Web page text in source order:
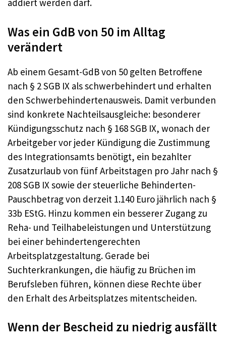
addiert werden darf.
Was ein GdB von 50 im Alltag
verändert
Ab einem Gesamt-GdB von 50 gelten Betroffene
nach § 2 SGB IX als schwerbehindert und erhalten
den Schwerbehindertenausweis. Damit verbunden
sind konkrete Nachteilsausgleiche: besonderer
Kündigungsschutz nach § 168 SGB IX, wonach der
Arbeitgeber vor jeder Kündigung die Zustimmung
des Integrationsamts benötigt, ein bezahlter
Zusatzurlaub von fünf Arbeitstagen pro Jahr nach §
208 SGB IX sowie der steuerliche Behinderten-
Pauschbetrag von derzeit 1.140 Euro jährlich nach §
33b EStG. Hinzu kommen ein besserer Zugang zu
Reha- und Teilhabeleistungen und Unterstützung
bei einer behindertengerechten
Arbeitsplatzgestaltung. Gerade bei
Suchterkrankungen, die häufig zu Brüchen im
Berufsleben führen, können diese Rechte über
den Erhalt des Arbeitsplatzes mitentscheiden.
Wenn der Bescheid zu niedrig ausfällt